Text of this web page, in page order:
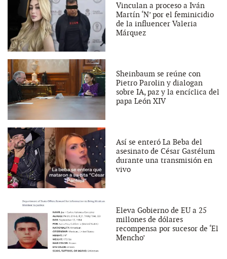
Vinculan a proceso a Iván
Martín ‘N’ por el feminicidio
de la influencer Valeria
Márquez
Sheinbaum se reúne con
Pietro Parolin y dialogan
sobre IA, paz y la encíclica del
papa León XIV
Así se enteró La Beba del
asesinato de César Gastélum
durante una transmisión en
vivo
Eleva Gobierno de EU a 25
millones de dólares
recompensa por sucesor de ‘El
Mencho’